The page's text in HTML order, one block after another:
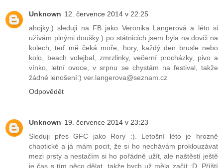
Unknown 12. července 2014 v 22:25
ahojky:) sleduji na FB jako Veronika Langerová a léto si
užívám plnými doušky:) po státnicích jsem byla na dovči na
kolech, teď mě čeká moře, hory, každý den brusle nebo
kolo, beach volejbal, zmrzlinky, večerní procházky, pivo a
vínko, letní ovoce, v srpnu se chystám na festival, takže
žádné lenošení:) ver.langerova@seznam.cz
Odpovědět
Unknown 19. července 2014 v 23:23
Sleduji přes GFC jako Rory :). Letošní léto je hrozně
chaotické a já mám pocit, že si ho nechávám proklouzávat
mezi prsty a nestačím si ho pořádně užít, ale naštěstí ještě
je čas s tím něco dělat, takže bych už měla začít :D. Příští